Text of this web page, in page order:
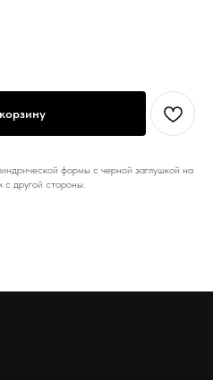
формы с черной заглушкой на
с другой стороны.